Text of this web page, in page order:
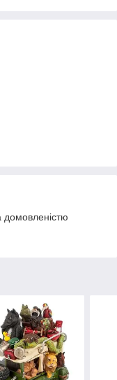
домовленістю